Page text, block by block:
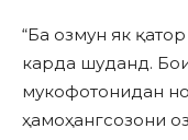
“Ба озмун як
карда шуданд.
мукофотонидан
ҳамоҳангсозони